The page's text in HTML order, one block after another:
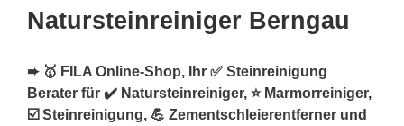
Natursteinreiniger Berngau
➨ 🥇 FILA Online-Shop, Ihr ✅ Steinreinigung
Berater für ✔️ Natursteinreiniger, ⭐ Marmorreiniger,
☑️ Steinreinigung, 💪 Zementschleierentferner und